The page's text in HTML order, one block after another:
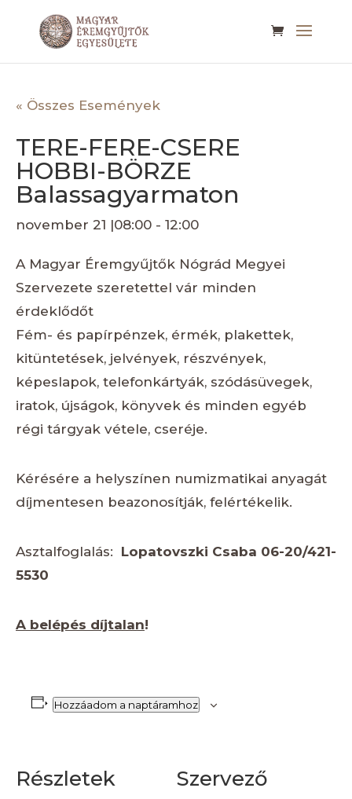
« Összes Események
TERE-FERE-CSERE
HOBBI-BÖRZE
Balassagyarmaton
november 21 |08:00 - 12:00
A Magyar Éremgyűjtők Nógrád Megyei
Szervezete szeretettel vár minden
érdeklődőt
Fém- és papírpénzek, érmék, plakettek,
kitüntetések, jelvények, részvények,
képeslapok, telefonkártyák, szódásüvegek,
iratok, újságok, könyvek és minden egyéb
régi tárgyak vétele, cseréje.
Kérésére a helyszínen numizmatikai anyagát
díjmentesen beazonosítják, felértékelik.
Asztalfoglalás: Lopatovszki Csaba 06-20/421-
5530
A belépés díjtalan!
Hozzáadom a naptáramhoz
Részletek Szervező